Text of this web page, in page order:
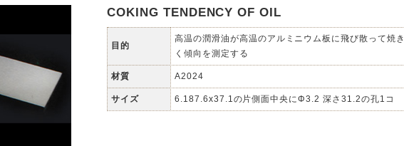
COKING TENDENCY OF OIL
目的
高温の潤滑油が高温のアルミニウム板に飛び散って焼
く傾向を測定する
材質 A2024
サイズ 6.187.6x37.1の片側面中央にΦ3.2 深さ31.2の孔1コ